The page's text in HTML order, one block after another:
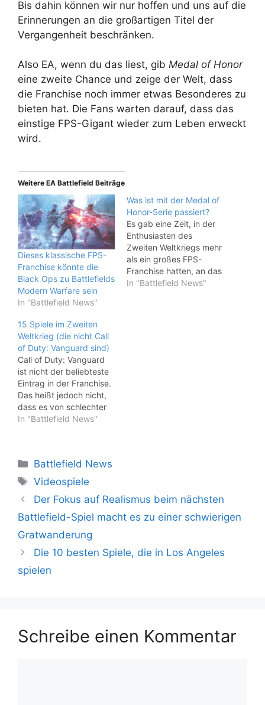
Bis dahin können wir nur hoffen und uns auf die
Erinnerungen an die großartigen Titel der
Vergangenheit beschränken.
Also EA, wenn du das liest, gib Medal of Honor
eine zweite Chance und zeige der Welt, dass
die Franchise noch immer etwas Besonderes zu
bieten hat. Die Fans warten darauf, dass das
einstige FPS-Gigant wieder zum Leben erweckt
wird.
Weitere EA Battlefield Beiträge
Dieses klassische FPS-
Franchise könnte die
Black Ops zu Battlefields
Modern Warfare sein
In "Battlefield News"
Was ist mit der Medal of
Honor-Serie passiert?
Es gab eine Zeit, in der
Enthusiasten des
Zweiten Weltkriegs mehr
als ein großes FPS-
Franchise hatten, an das
sie sich wenden
In "Battlefield News"
15 Spiele im Zweiten
Weltkrieg (die nicht Call
of Duty: Vanguard sind)
Call of Duty: Vanguard
ist nicht der beliebteste
Eintrag in der Franchise.
Das heißt jedoch nicht,
dass es von schlechter
Qualität oder nicht
die meisten Einträge in
der Serie haben, und die
Spieler haben nie
Schwierigkeiten, eine
aktive…
In "Battlefield News"
Kategorien
Battlefield News
Schlagwörter
Videospiele
Der Fokus auf Realismus beim nächsten
Battlefield-Spiel macht es zu einer schwierigen
Gratwanderung
Die 10 besten Spiele, die in Los Angeles
spielen
Schreibe einen Kommentar